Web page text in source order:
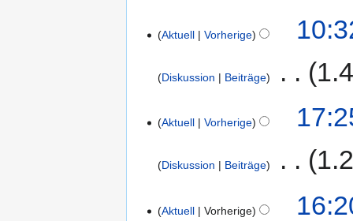
Aktuell Vorherige
Diskussion Beiträge
Aktuell Vorherige
Diskussion Beiträge
Aktuell Vorherige